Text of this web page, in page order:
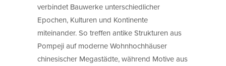
verbindet Bauwerke unterschiedlicher
Epochen, Kulturen und Kontinente
miteinander. So treffen antike Strukturen aus
Pompeji auf moderne Wohnhochhäuser
chinesischer Megastädte, während Motive aus